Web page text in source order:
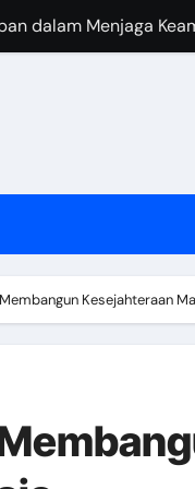
dalam Menjaga
Aparat dalam
Keamanan dalam
oleh Aparat
Kesejahteraan